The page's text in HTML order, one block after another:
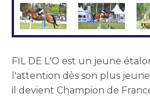
FIL DE L'O est un jeune
l'attention dès son plus
il devient Champion de